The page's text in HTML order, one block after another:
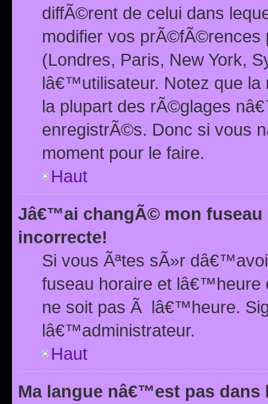
diffÃ©rent de celui dans
modifier vos prÃ©fÃ©rences
(Londres, Paris, New York,
lâ€™utilisateur. Notez que la
la plupart des rÃ©glages
enregistrÃ©s. Donc si vous
moment pour le faire.
Haut
Jâ€™ai changÃ© mon
incorrecte!
Si vous Ãªtes sÃ»r
fuseau horaire et
ne soit pas Ã lâ€™heure.
lâ€™administrateur.
Haut
Ma langue nâ€™est pas dans